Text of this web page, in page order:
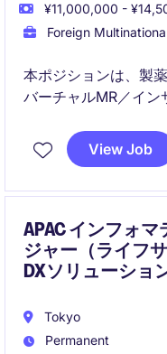
¥11,000,000 -
Foreign
本ポジションは、製
バーチャルMR／イン
推進します。KPI管
を通じて、プロジェ
View Job
APAC インフォ
ジャー（ライフ
DXソリューショ
Tokyo
Permanent